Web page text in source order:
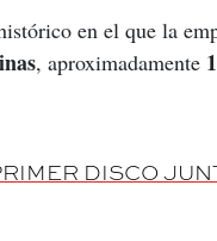
en el que la
, aproximadamente
DISCO